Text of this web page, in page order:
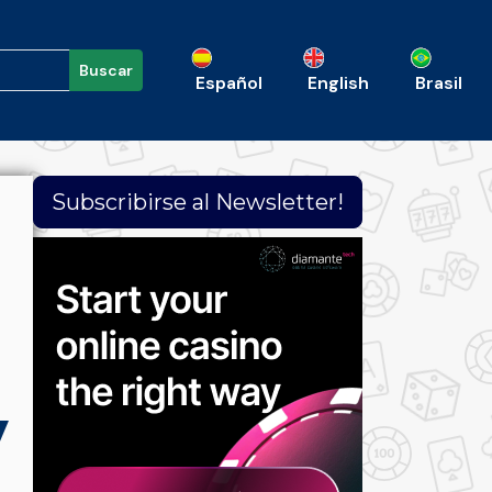
Buscar
Español English Brasil
Subscribirse al Newsletter!